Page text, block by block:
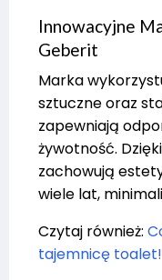
Innowacyjne
Geberit
Marka
sztuczne oraz
zapewniają
żywotność.
zachowują
wiele lat,
Czytaj również:
tajemnicę toalet!